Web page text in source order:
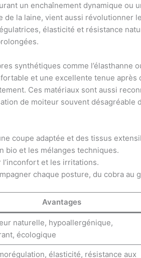
un enchaînement dynamique ou
de la laine, vient aussi révolutionner
élasticité et résistance
synthétiques comme l’élasthanne
et une excellente tenue après
Ces matériaux sont aussi
de moiteur souvent désagréable
coupe adaptée et des tissus
bio et les mélanges techniques.
l’inconfort et les irritations.
chaque posture, du cobra au
Avantages
naturelle, hypoallergénique,
écologique
élasticité, résistance aux